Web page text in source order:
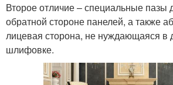
Второе отличие – специальные пазы
обратной стороне панелей, а также
лицевая сторона, не нуждающаяся в
шлифовке.